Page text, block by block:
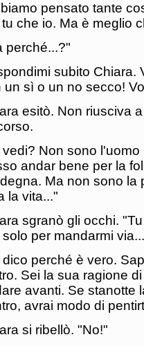
pensato tante
tu che io. Ma è meglio
perché...?"
subito Chiara.
un sì o un no secco!
esitò. Non riusciva
Non sono
andar bene per la
Ma non sono la
la vita..."
sgranò gli occhi.
solo per mandarmi
perché è vero.
Sei la sua ragione
avanti. Se stanotte
avrai modo di
si ribellò. "No!"